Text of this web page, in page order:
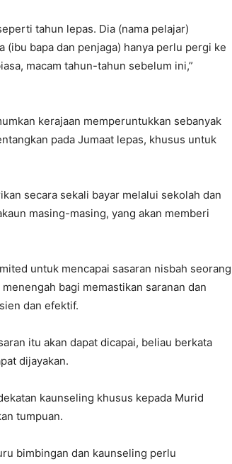
tahun lepas. Dia (nama pelajar)
(ibu bapa dan penjaga) hanya perlu pergi ke
macam tahun-tahun sebelum ini,”
kerajaan memperuntukkan sebanyak
pada Jumaat lepas, khusus untuk
secara sekali bayar melalui sekolah dan
masing-masing, yang akan memberi
untuk mencapai sasaran nisbah seorang
bagi memastikan saranan dan
dan efektif.
itu akan dapat dicapai, beliau berkata
dijayakan.
kaunseling khusus kepada Murid
tumpuan.
bimbingan dan kaunseling perlu